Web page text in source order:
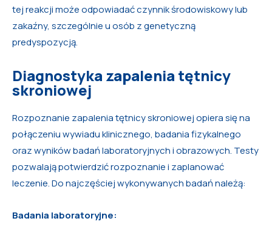
tej reakcji może odpowiadać czynnik środowiskowy lub
zakaźny, szczególnie u osób z genetyczną
predyspozycją.
Diagnostyka zapalenia tętnicy
skroniowej
Rozpoznanie zapalenia tętnicy skroniowej opiera się na
połączeniu wywiadu klinicznego, badania fizykalnego
oraz wyników badań laboratoryjnych i obrazowych. Testy
pozwalają potwierdzić rozpoznanie i zaplanować
leczenie. Do najczęściej wykonywanych badań należą:
Badania laboratoryjne: